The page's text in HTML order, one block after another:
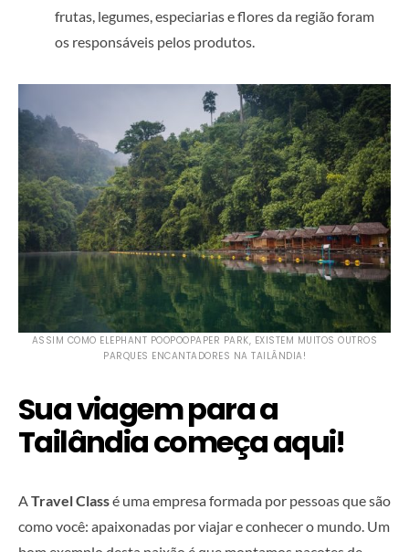
frutas, legumes, especiarias e flores da região foram
os responsáveis pelos produtos.
ASSIM COMO ELEPHANT POOPOOPAPER PARK, EXISTEM MUITOS OUTROS
PARQUES ENCANTADORES NA TAILÂNDIA!
Sua viagem para a
Tailândia começa aqui!
ATravel Classé uma empresa formada por pessoas que são
como você: apaixonadas por viajar e conhecer o mundo. Um